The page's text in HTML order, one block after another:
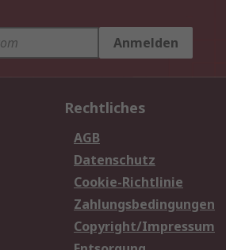
Anmelden
Rechtliches
AGB
Datenschutz
Cookie-Richtlinie
Zahlungsbedingungen
Copyright/Impressum